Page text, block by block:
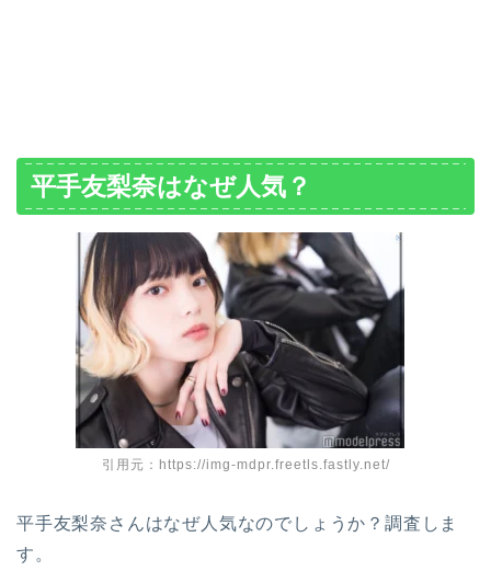
平手友梨奈はなぜ人気？
引用元：https://img-mdpr.freetls.fastly.net/
平手友梨奈さんはなぜ人気なのでしょうか？調査しま
す。